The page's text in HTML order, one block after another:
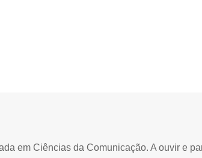
em Ciências da Comunicação. A ouvir e